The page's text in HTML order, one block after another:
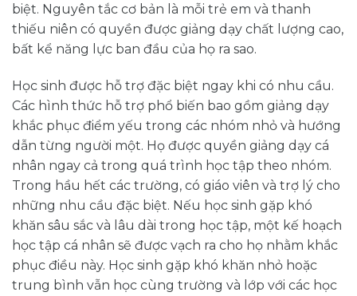
biệt. Nguyên tắc cơ bản là mỗi trẻ em và thanh
thiếu niên có quyền được giảng dạy chất lượng cao,
bất kể năng lực ban đầu của họ ra sao.
Học sinh được hỗ trợ đặc biệt ngay khi có nhu cầu.
Các hình thức hỗ trợ phổ biến bao gồm giảng dạy
khắc phục điểm yếu trong các nhóm nhỏ và hướng
dẫn từng người một. Họ được quyền giảng dạy cá
nhân ngay cả trong quá trình học tập theo nhóm.
Trong hầu hết các trường, có giáo viên và trợ lý cho
những nhu cầu đặc biệt. Nếu học sinh gặp khó
khăn sâu sắc và lâu dài trong học tập, một kế hoạch
học tập cá nhân sẽ được vạch ra cho họ nhằm khắc
phục điều này. Học sinh gặp khó khăn nhỏ hoặc
trung bình vẫn học cùng trường và lớp với các học